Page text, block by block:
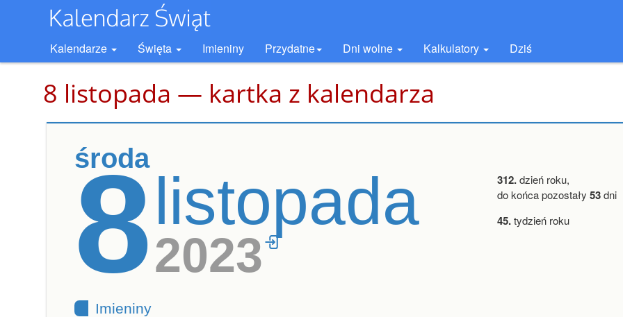
Kalendarze Święta Imieniny Przydatne Dni wolne Kalkulatory Dziś
8 listopada — kartka z kalendarza
środa
8listopada
2023
312.dzień roku,
do końca pozostały 53dni
45.tydzień roku
Imieniny